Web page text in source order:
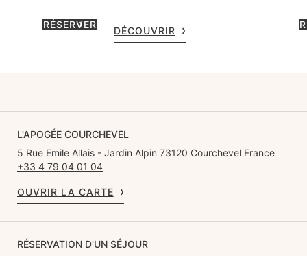
RÉSERVER
DÉCOUVRIR
L'APOGÉE COURCHEVEL
5 Rue Emile Allais - Jardin Alpin 73120 Courchevel France
+33 4 79 04 01 04
OUVRIR LA CARTE
RÉSERVATION D'UN SÉJOUR